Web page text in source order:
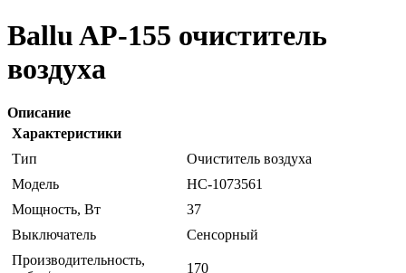
Ballu AP-155 очиститель
воздуха
Описание
Характеристики
Тип
Очиститель воздуха
Модель
НС-1073561
Мощность, Вт
37
Выключатель
Сенсорный
Производительность,
170